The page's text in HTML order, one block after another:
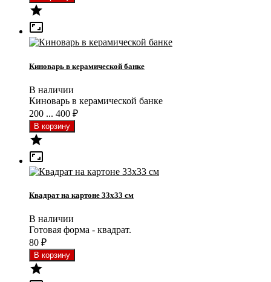


Киноварь в керамической банке
В наличии
Киноварь в керамической банке
200 ... 400 ₽


Квадрат на картоне 33x33 см
В наличии
Готовая форма - квадрат.
80 ₽
